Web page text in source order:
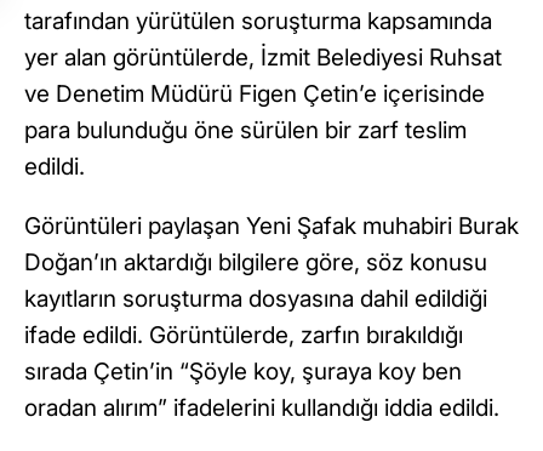
tarafından yürütülen soruşturma kapsamında
yer alan görüntülerde, İzmit Belediyesi Ruhsat
ve Denetim Müdürü Figen Çetin’e içerisinde
para bulunduğu öne sürülen bir zarf teslim
edildi.
Görüntüleri paylaşan Yeni Şafak muhabiri Burak
Doğan’ın aktardığı bilgilere göre, söz konusu
kayıtların soruşturma dosyasına dahil edildiği
ifade edildi. Görüntülerde, zarfın bırakıldığı
sırada Çetin’in “Şöyle koy, şuraya koy ben
oradan alırım” ifadelerini kullandığı iddia edildi.